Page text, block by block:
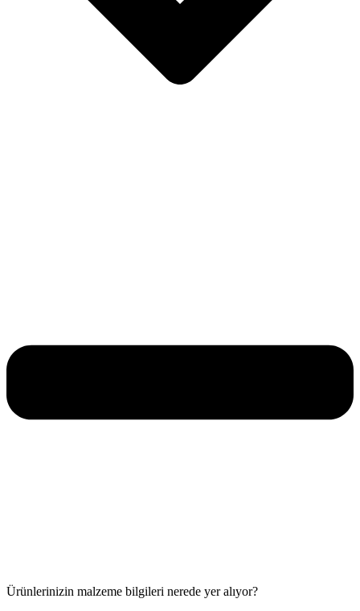
Ürünlerinizin malzeme bilgileri nerede yer alıyor?